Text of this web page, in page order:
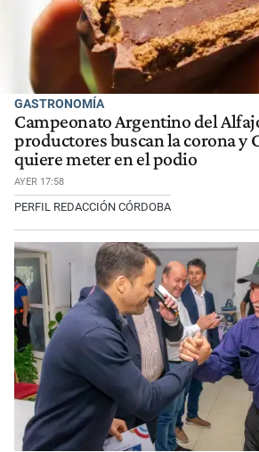
GASTRONOMÍA
Campeonato Argentino del
productores buscan la corona y
quiere meter en el podio
AYER 17:58
PERFIL REDACCIÓN CÓRDOBA